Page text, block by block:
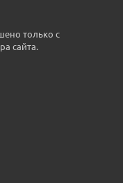
только с
сайта.